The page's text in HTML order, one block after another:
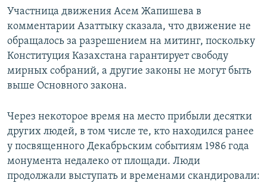
Участница движения Асем Жапишева в
комментарии Азаттыку сказала, что движение не
обращалось за разрешением на митинг, поскольку
Конституция Казахстана гарантирует свободу
мирных собраний, а другие законы не могут быть
выше Основного закона.
Через некоторое время на место прибыли десятки
других людей, в том числе те, кто находился ранее
у посвященного Декабрьским событиям 1986 года
монумента недалеко от площади. Люди
продолжали выступать и временами скандировали: